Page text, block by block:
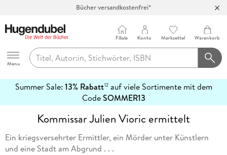
Bücher versandkostenfrei*
Abholung in über 100 Filialen
Hugendubel
Menu
Filiale Konto Merkzettel Warenkorb
Summer Sale: 13% Rabatt12auf viele Sortimente mit dem
CodeSOMMER13
erfahren
Kommissar Julien Vioric ermittelt
Ein kriegsversehrter Ermittler, ein Mörder unter Künstlern
und eine Stadt am Abgrund . . .